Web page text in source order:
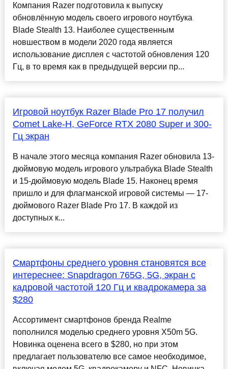
Компания Razer подготовила к выпуску
обновлённую модель своего игрового ноутбука
Blade Stealth 13. Наиболее существенным
новшеством в модели 2020 года является
использование дисплея с частотой обновления 120
Гц, в то время как в предыдущей версии пр...
Игровой ноутбук Razer Blade Pro 17 получил
Comet Lake-H, GeForce RTX 2080 Super и 300-
Гц экран
В начале этого месяца компания Razer обновила 13-
дюймовую модель игрового ультрабука Blade Stealth
и 15-дюймовую модель Blade 15. Наконец время
пришло и для флагманской игровой системы — 17-
дюймового Razer Blade Pro 17. В каждой из
доступных к...
Смартфоны среднего уровня становятся все
интереснее: Snapdragon 765G, 5G, экран с
кадровой частотой 120 Гц и квадрокамера за
$280
Ассортимент смартфонов бренда Realme
пополнился моделью среднего уровня X50m 5G.
Новинка оценена всего в $280, но при этом
предлагает пользователю все самое необходимое,